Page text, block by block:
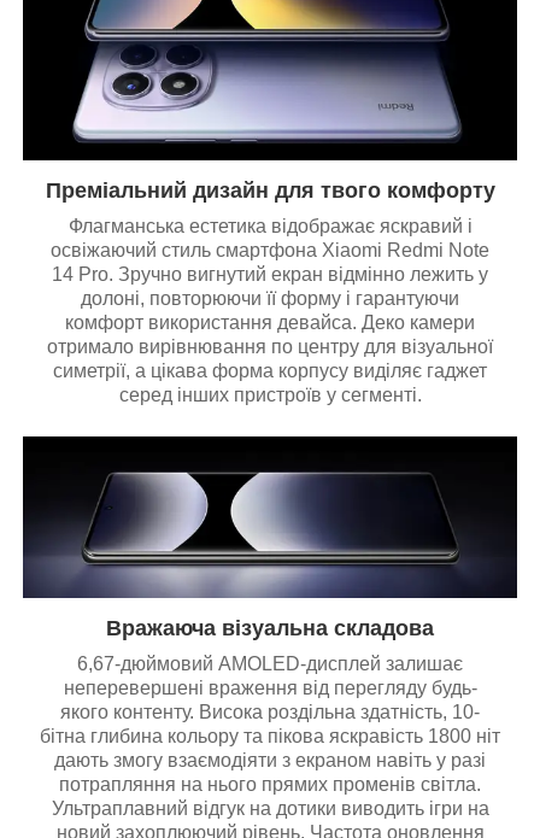
Преміальний дизайн для твого комфорту
Флагманська естетика відображає яскравий і
освіжаючий стиль смартфона Xiaomi Redmi Note
14 Pro. Зручно вигнутий екран відмінно лежить у
долоні, повторюючи її форму і гарантуючи
комфорт використання девайса. Деко камери
отримало вирівнювання по центру для візуальної
симетрії, а цікава форма корпусу виділяє гаджет
серед інших пристроїв у сегменті.
Вражаюча візуальна складова
6,67-дюймовий AMOLED-дисплей залишає
неперевершені враження від перегляду будь-
якого контенту. Висока роздільна здатність, 10-
бітна глибина кольору та пікова яскравість 1800 ніт
дають змогу взаємодіяти з екраном навіть у разі
потрапляння на нього прямих променів світла.
Ультраплавний відгук на дотики виводить ігри на
новий захоплюючий рівень. Частота оновлення